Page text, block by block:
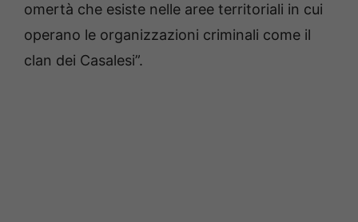
omertà che esiste nelle aree territoriali in cui
operano le organizzazioni criminali come il
clan dei Casalesi”.